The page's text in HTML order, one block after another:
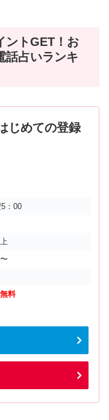
ントGET！お
話占いランキ
じめての登録
：00
料